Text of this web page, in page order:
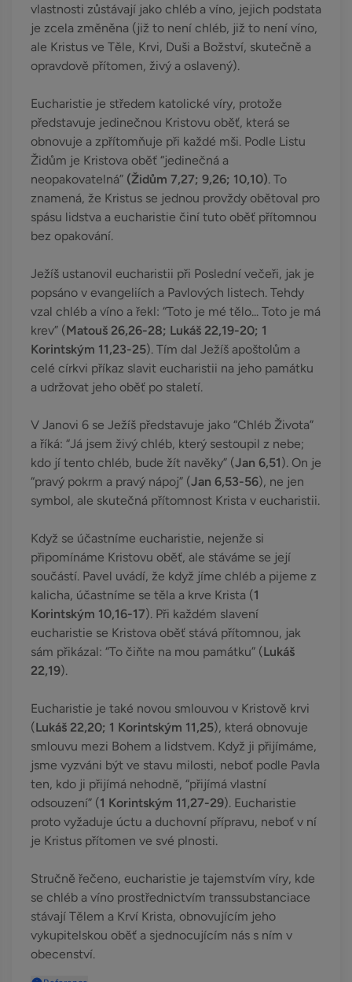
vlastnosti zůstávají jako chléb a víno, jejich podstata
je zcela změněna (již to není chléb, již to není víno,
ale Kristus ve Těle, Krvi, Duši a Božství, skutečně a
opravdově přítomen, živý a oslavený).
Eucharistie je středem katolické víry, protože
představuje jedinečnou Kristovu oběť, která se
obnovuje a zpřítomňuje při každé mši. Podle Listu
Židům je Kristova oběť “jedinečná a
neopakovatelná” (Židům 7,27; 9,26; 10,10). To
znamená, že Kristus se jednou provždy obětoval pro
spásu lidstva a eucharistie činí tuto oběť přítomnou
bez opakování.
Ježíš ustanovil eucharistii při Poslední večeři, jak je
popsáno v evangeliích a Pavlových listech. Tehdy
vzal chléb a víno a řekl: “Toto je mé tělo... Toto je má
krev” (Matouš 26,26-28; Lukáš 22,19-20; 1
Korintským 11,23-25). Tím dal Ježíš apoštolům a
celé církvi příkaz slavit eucharistii na jeho památku
a udržovat jeho oběť po staletí.
V Janovi 6 se Ježíš představuje jako “Chléb Života”
a říká: “Já jsem živý chléb, který sestoupil z nebe;
kdo jí tento chléb, bude žít navěky” (Jan 6,51). On je
“pravý pokrm a pravý nápoj” (Jan 6,53-56), ne jen
symbol, ale skutečná přítomnost Krista v eucharistii.
Když se účastníme eucharistie, nejenže si
připomínáme Kristovu oběť, ale stáváme se její
součástí. Pavel uvádí, že když jíme chléb a pijeme z
kalicha, účastníme se těla a krve Krista (1
Korintským 10,16-17). Při každém slavení
eucharistie se Kristova oběť stává přítomnou, jak
sám přikázal: “To čiňte na mou památku” (Lukáš
22,19).
Eucharistie je také novou smlouvou v Kristově krvi
(Lukáš 22,20; 1 Korintským 11,25), která obnovuje
smlouvu mezi Bohem a lidstvem. Když ji přijímáme,
jsme vyzváni být ve stavu milosti, neboť podle Pavla
ten, kdo ji přijímá nehodně, “přijímá vlastní
odsouzení” (1 Korintským 11,27-29). Eucharistie
proto vyžaduje úctu a duchovní přípravu, neboť v ní
je Kristus přítomen ve své plnosti.
Stručně řečeno, eucharistie je tajemstvím víry, kde
se chléb a víno prostřednictvím transsubstanciace
stávají Tělem a Krví Krista, obnovujícím jeho
vykupitelskou oběť a sjednocujícím nás s ním v
obecenství.